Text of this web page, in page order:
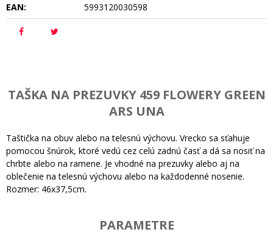
EAN:
5993120030598
TAŠKA NA PREZUVKY 459 FLOWERY GREEN
ARS UNA
Taštička na obuv alebo na telesnú výchovu. Vrecko sa sťahuje
pomocou šnúrok, ktoré vedú cez celú zadnú časť a dá sa nosiť na
chrbte alebo na ramene. Je vhodné na prezuvky alebo aj na
oblečenie na telesnú výchovu alebo na každodenné nosenie.
Rozmer: 46x37,5cm.
PARAMETRE